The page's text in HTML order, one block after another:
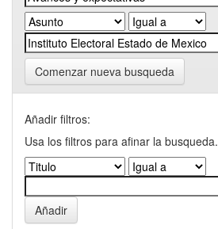
Comenzar nueva busqueda
Añadir filtros:
Usa los filtros para afinar la busqueda.